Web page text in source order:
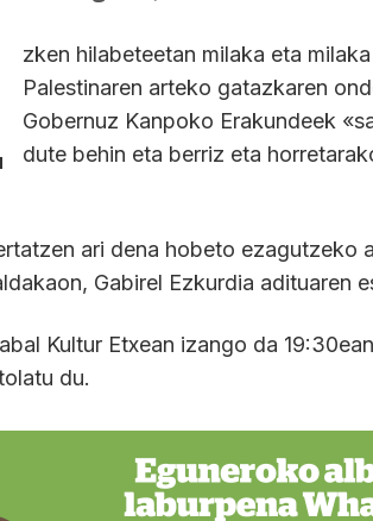
zken hilabeteetan milaka eta
Palestinaren arteko gatazkaren
Gobernuz Kanpoko Erakundeek
dute behin eta berriz eta
ari dena hobeto ezagutzeko
Gabirel Ezkurdia adituaren
Kultur Etxean izango da
du.